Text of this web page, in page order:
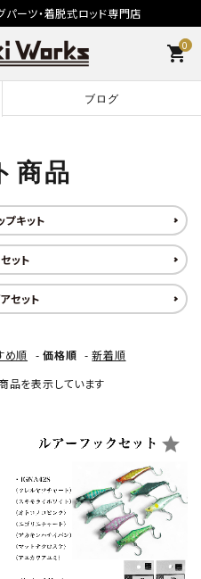
パーツ・着脱式ロッド専門店
0
shopping_cart
ブログ
商品
プキット
ット
セット
め順 -価格順 -新着順
を表示しています
star